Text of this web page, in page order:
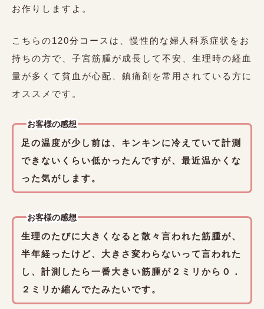
お作りしますよ。
こちらの120分コースは、慢性的な婦人科系症状をお
持ちの方で、子宮筋腫が成長して不安、生理時の経血
量が多くて貧血が心配、鎮痛剤を常用されている方に
オススメです。
お客様の感想
足の温度が少し前は、キンキンに冷えていて計測
できないくらい低かったんですが、最近温かくな
った気がします。
お客様の感想
生理のたびに大きくなると散々言われた筋腫が、
半年経ったけど、大きさ変わらないって言われた
し、計測したら一番大きい筋腫が２ミリから０．
２ミリか縮んでたみたいです。